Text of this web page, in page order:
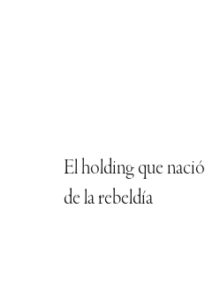
El holding que nació
de la rebeldía